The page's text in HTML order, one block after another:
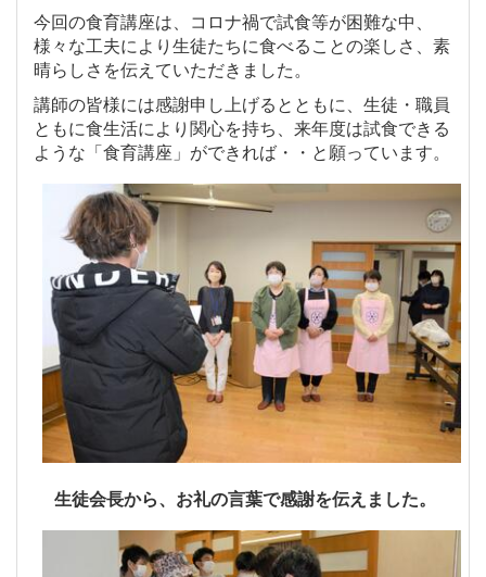
今回の食育講座は、コロナ禍で試食等が困難な中、
様々な工夫により生徒たちに食べることの楽しさ、素
晴らしさを伝えていただきました。
講師の皆様には感謝申し上げるとともに、生徒・職員
ともに食生活により関心を持ち、来年度は試食できる
ような「食育講座」ができれば・・と願っています。
生徒会長から、お礼の言葉で感謝を伝えました。